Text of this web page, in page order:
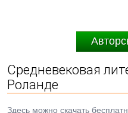
Средневековая
Роланде
Здесь можно скачать